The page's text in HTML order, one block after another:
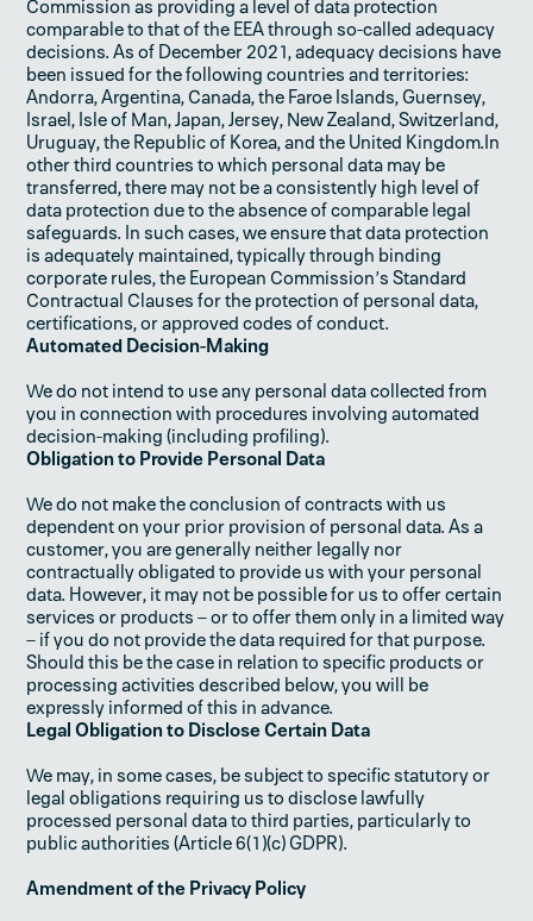
Commission as providing a level of data protection
comparable to that of the EEA through so-called adequacy
decisions. As of December 2021, adequacy decisions have
been issued for the following countries and territories:
Andorra, Argentina, Canada, the Faroe Islands, Guernsey,
Israel, Isle of Man, Japan, Jersey, New Zealand, Switzerland,
Uruguay, the Republic of Korea, and the United Kingdom.In
other third countries to which personal data may be
transferred, there may not be a consistently high level of
data protection due to the absence of comparable legal
safeguards. In such cases, we ensure that data protection
is adequately maintained, typically through binding
corporate rules, the European Commission’s Standard
Contractual Clauses for the protection of personal data,
certifications, or approved codes of conduct.
Automated Decision-Making
We do not intend to use any personal data collected from
you in connection with procedures involving automated
decision-making (including profiling).‍
Obligation to Provide Personal Data
We do not make the conclusion of contracts with us
dependent on your prior provision of personal data. As a
customer, you are generally neither legally nor
contractually obligated to provide us with your personal
data. However, it may not be possible for us to offer certain
services or products – or to offer them only in a limited way
– if you do not provide the data required for that purpose.
Should this be the case in relation to specific products or
processing activities described below, you will be
expressly informed of this in advance.‍
Legal Obligation to Disclose Certain Data
We may, in some cases, be subject to specific statutory or
legal obligations requiring us to disclose lawfully
processed personal data to third parties, particularly to
public authorities (Article 6(1)(c) GDPR).
Amendment of the Privacy Policy